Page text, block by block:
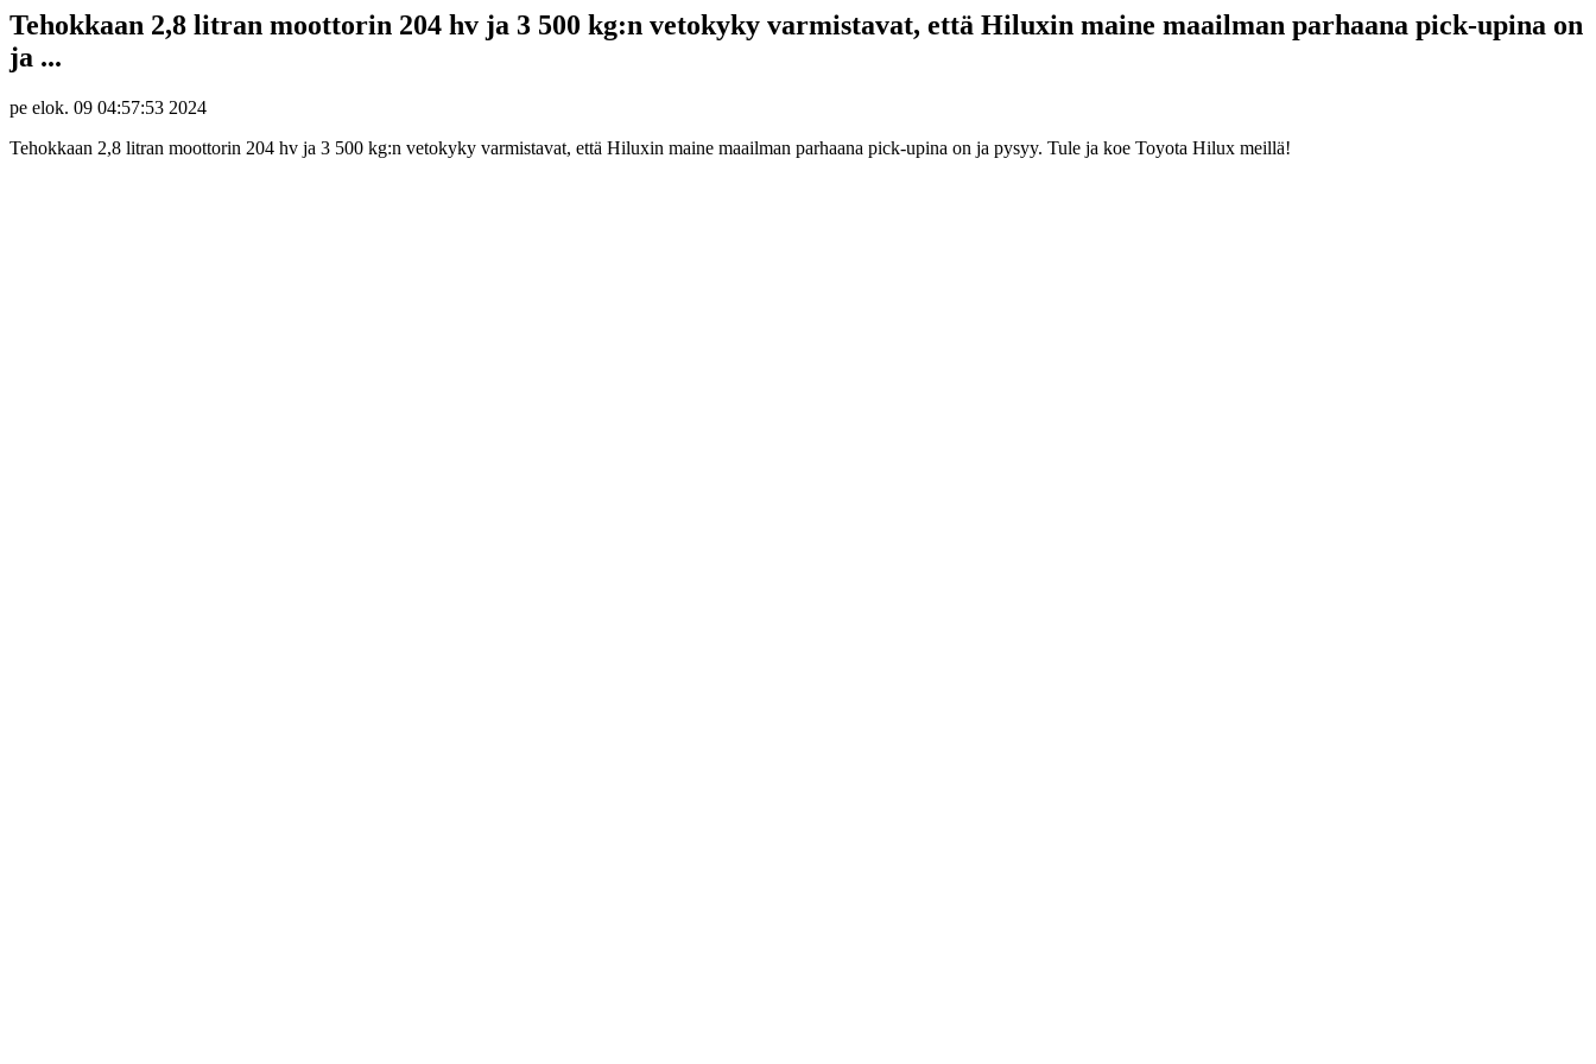
Tehokkaan 2,8 litran moottorin 204 hv ja 3 500 kg:n vetokyky varmistavat, että Hiluxin maine maailman parhaana pick-upina on
ja ...
pe elok. 09 04:57:53 2024
Tehokkaan 2,8 litran moottorin 204 hv ja 3 500 kg:n vetokyky varmistavat, että Hiluxin maine maailman parhaana pick-upina on ja pysyy. Tule ja koe Toyota Hilux meillä!